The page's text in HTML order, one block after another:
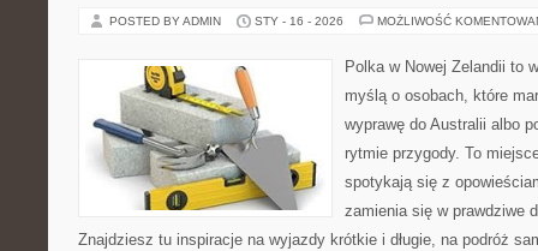
POSTED BY ADMIN STY - 16 - 2026 MOŻLIWOŚĆ
Polka w Nowej Zelandii to
myślą o osobach, które
wyprawę do Australii albo
rytmie przygody. To
spotykają się z
zamienia się w prawdziwe
Znajdziesz tu inspiracje na wyjazdy krótkie i długie, na podróż